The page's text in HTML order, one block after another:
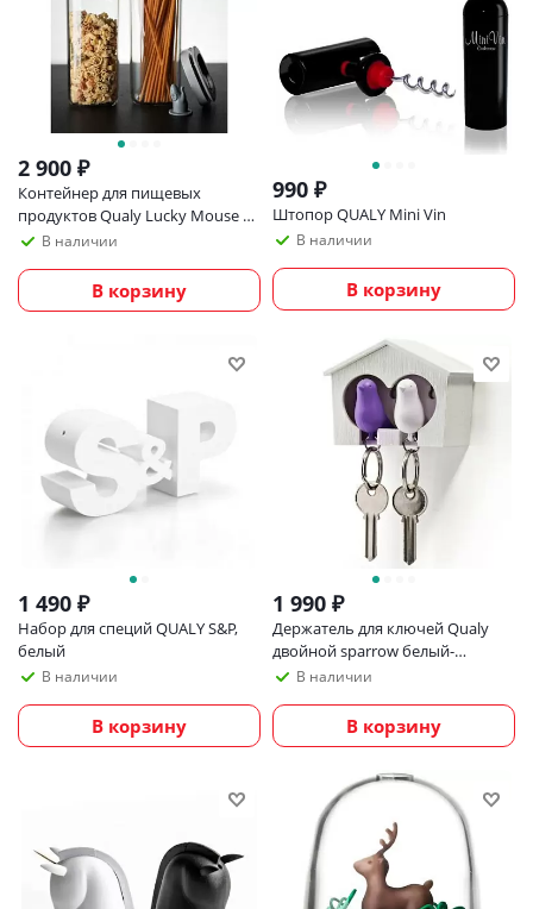
2 900 ₽
Контейнер для пищевых
продуктов Qualy Lucky Mouse 2
л
В наличии
В корзину
990 ₽
Штопор QUALY Mini Vin
В наличии
В корзину
1 490 ₽
Набор для специй QUALY S&P,
белый
В наличии
В корзину
1 990 ₽
Держатель для ключей Qualy
двойной sparrow белый-
фиолетовый
В наличии
В корзину